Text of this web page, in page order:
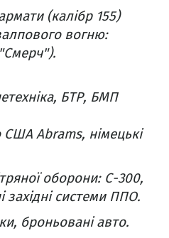
(калібр 155)
вогню:
БТР, БМП
США Abrams, німецькі
оборони: С-300,
західні системи ППО.
броньовані авто.